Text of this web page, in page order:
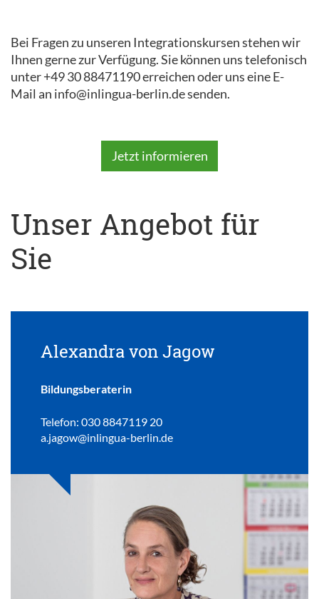
Bei Fragen zu unseren Integrationskursen stehen wir
Ihnen gerne zur Verfügung. Sie können uns telefonisch
unter +49 30 88471190 erreichen oder uns eine E-
Mail an info@inlingua-berlin.de senden.
Jetzt informieren
Unser Angebot für
Sie
Alexandra von Jagow
Bildungsberaterin
Telefon: 030 8847119 20
a.jagow@inlingua-berlin.de